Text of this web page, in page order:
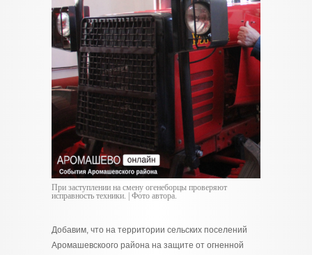
При заступлении на смену огенеборцы проверяют
исправность техники. | Фото автора.
Добавим, что на территории сельских поселений
Аромашевскоого района на защите от огненной